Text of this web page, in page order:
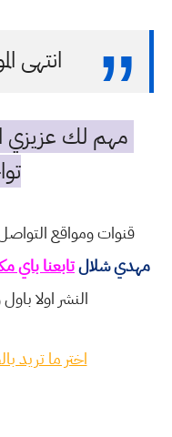
انتهى
مهم لك عزيزي
قنوات ومواقع
مهدي شلالتابعنا باي
النشر اولا
اختر ما تريد